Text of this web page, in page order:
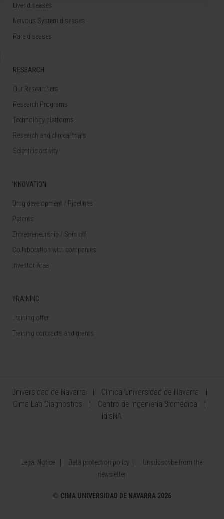
Liver diseases
Nervous System diseases
Rare diseases
RESEARCH
Our Researchers
Research Programs
Technology platforms
Research and clinical trials
Scientific activity
INNOVATION
Drug development / Pipelines
Patents
Entrepreneurship / Spin off
Collaboration with companies
Investor Area
TRAINING
Training offer
Training contracts and grants
Universidad de Navarra
Clínica Universidad de Navarra
Cima Lab Diagnostics
Centro de Ingeniería Biomédica
IdisNA
Legal Notice Data protection policy
Unsubscribe from the
newsletter
© CIMA UNIVERSIDAD DE NAVARRA 2026